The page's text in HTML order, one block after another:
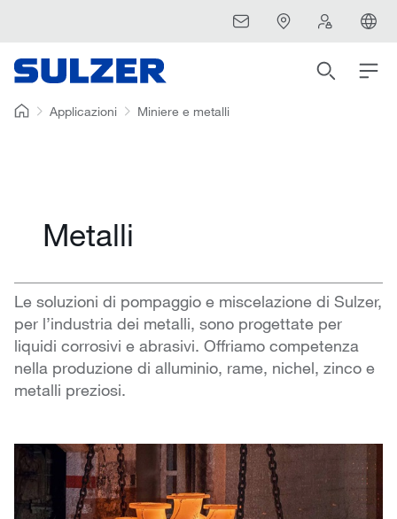
Applicazioni Miniere e metalli
Metalli
Le soluzioni di pompaggio e miscelazione di Sulzer,
per l’industria dei metalli, sono progettate per
liquidi corrosivi e abrasivi. Offriamo competenza
nella produzione di alluminio, rame, nichel, zinco e
metalli preziosi.